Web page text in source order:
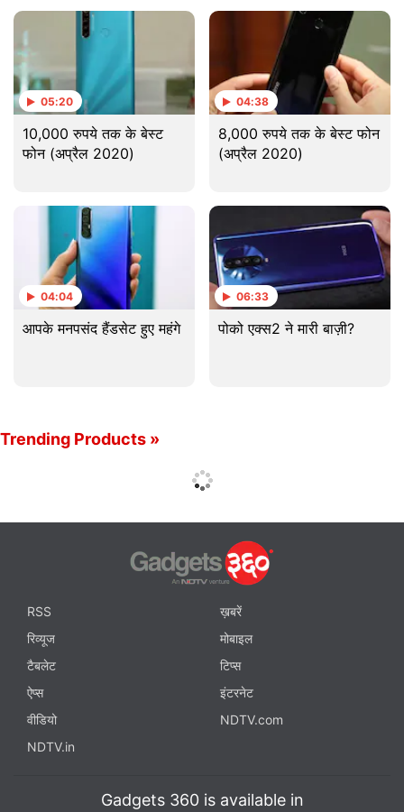
05:20
10,000 रुपये तक के बेस्ट
फोन (अप्रैल 2020)
04:38
8,000 रुपये तक के बेस्ट फोन
(अप्रैल 2020)
04:04
आपके मनपसंद हैंडसेट हुए महंगे
06:33
पोको एक्स2 ने मारी बाज़ी?
Trending Products »
RSS
ख़बरें
रिव्यूज
मोबाइल
टैबलेट
टिप्स
ऐप्स
इंटरनेट
वीडियो
NDTV.com
NDTV.in
Gadgets 360 is available in